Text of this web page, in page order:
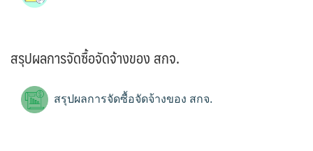
สรุปผลการจัดซื้อจัดจ้างของ สกจ.
สรุปผลการจัดซื้อจัดจ้างของ สกจ.